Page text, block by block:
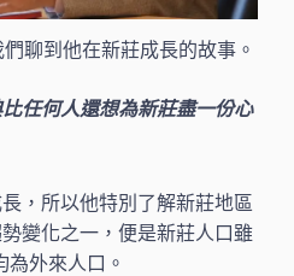
聊到他在新莊成長的故事。
任何人還想為新莊盡一份心
，所以他特別了解新莊地區
變化之一，便是新莊人口雖
外來人口。